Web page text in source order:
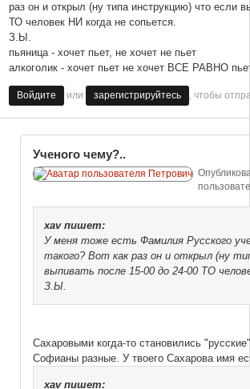
раз он и открыл (ну типа инструкцию) что если
ТО человек НИ когда не сопьется.
З.Ы.
пьяница - хочет пьет, не хочет не пьет
алкоголик - хочет пьет не хочет ВСЕ РАВНО
Войдите или зарегистрируйтесь , чтобы
Ученого чему?..
xavпишет:
У меня тоже есть Фамилия Русского
такого? Вот как раз он и открыл (ну
выпивать после 15-00 до 24-00 ТО
З.Ы.
Сахаровыми когда-то становились
Софианы разные. У твоего Сахарова имя
xavпишет: